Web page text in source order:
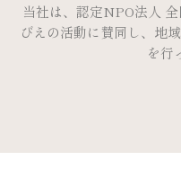
当社は、認定NPO法人
びえの活動に賛同し、地
を行